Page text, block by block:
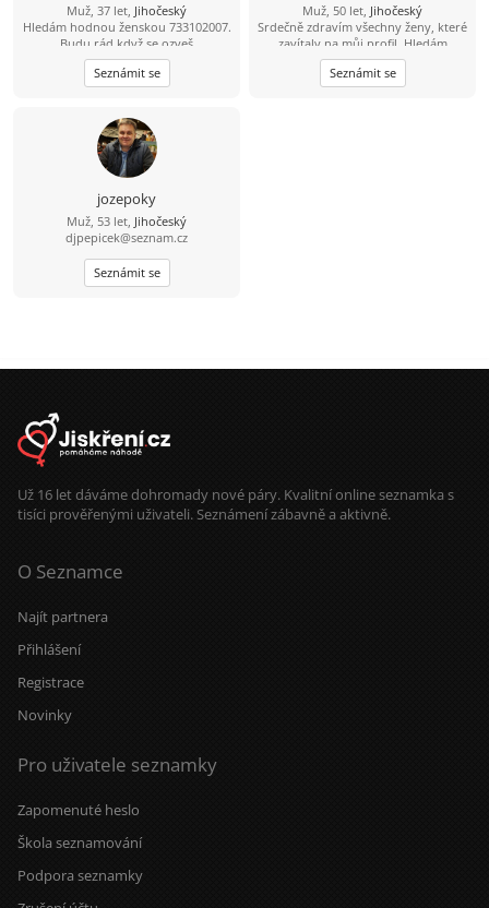
Muž, 37 let, Jihočeský
Hledám hodnou ženskou 733102007.
Budu rád když se ozveš
Seznámit se
Muž, 50 let, Jihočeský
Srdečně zdravím všechny ženy, které
zavítaly na můj profil. Hledám
pohodovou ženu, která pečuje o své
tělo i duši, žije vědomě a aktivně.
Jsem člověk, který ví, že hledá jednu
med od pana včelaře/kamaráda.
Seznámit se
jozepoky
Muž, 53 let, Jihočeský
djpepicek@seznam.cz
Seznámit se
Už 16 let dáváme dohromady nové páry. Kvalitní online seznamka s
tisíci prověřenými uživateli. Seznámení zábavně a aktivně.
O Seznamce
Najít partnera
Přihlášení
Registrace
Novinky
Pro uživatele seznamky
Zapomenuté heslo
Škola seznamování
Podpora seznamky